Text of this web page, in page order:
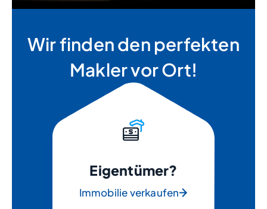
Wir finden den perfekten
Makler vor Ort!
Eigentümer?
Immobilie verkaufen